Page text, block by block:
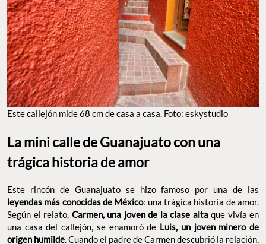
Este callejón mide 68 cm de casa a casa. Foto: eskystudio
La mini calle de Guanajuato con una
trágica historia de amor
Este rincón de Guanajuato se hizo famoso por una de las
leyendas más conocidas de México: una trágica historia de amor.
Según el relato, Carmen, una joven de la clase alta que vivía en
una casa del callejón, se enamoró de Luis, un joven minero de
origen humilde . Cuando el padre de Carmen descubrió la relación,